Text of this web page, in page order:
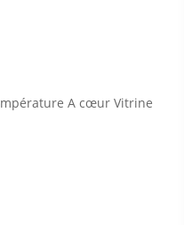
A cœur Vitrine